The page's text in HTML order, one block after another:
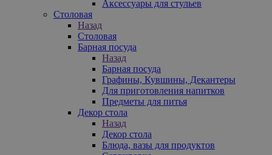
Аксессуары для стульев
Столовая
Назад
Столовая
Барная посуда
Назад
Барная посуда
Графины, Кувшины, Декантеры
Для приготовления напитков
Предметы для питья
Декор стола
Назад
Декор стола
Блюда, вазы для продуктов